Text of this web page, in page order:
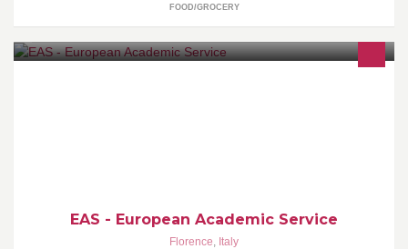
FOOD/GROCERY
EAS - European Academic Service
Florence, Italy